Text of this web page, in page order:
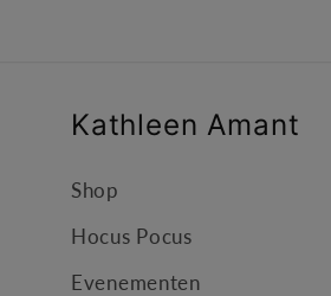
Kathleen Amant
Shop
Hocus Pocus
Evenementen